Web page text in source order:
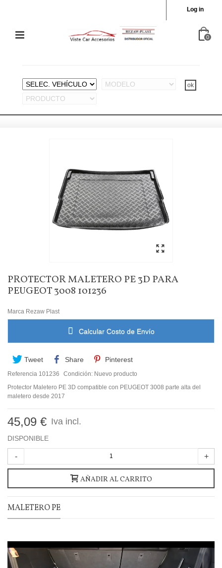
Log in
0
PROTECTOR MALETERO PE 3D PARA
PEUGEOT 3008 101236
Marca Rezaw Plast
Calcular Costo de Envío
Tweet Share Pinterest
Referencia 101236 Condición: Nuevo producto
Protector Maletero PE 3D compatible con PEUGEOT 3008 parte alta del
maletero desde 2017
45,09 € Iva incl.
DISPONIBLE
- +
AÑADIR AL CARRITO
MALETERO PE